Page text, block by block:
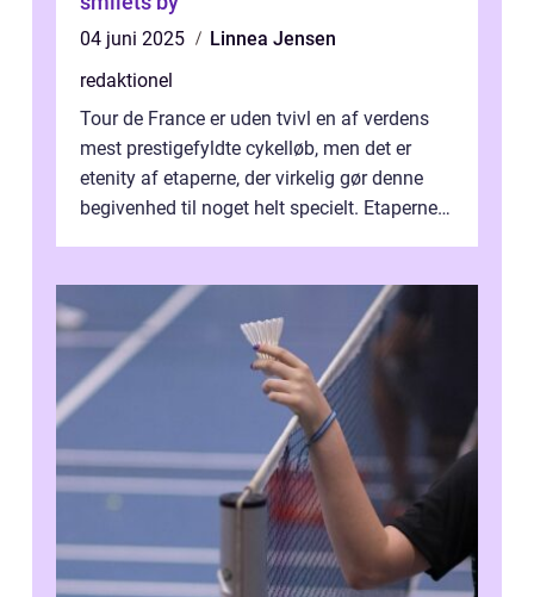
04 juni 2025
Linnea Jensen
redaktionel
Tour de France er uden tvivl en af verdens
mest prestigefyldte cykelløb, men det er
etenity af etaperne, der virkelig gør denne
begivenhed til noget helt specielt. Etaperne i